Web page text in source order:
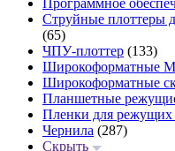
Программное
Струйные плоттеры
(65)
ЧПУ-плоттер (133)
Широкоформатные
Широкоформатные
Планшетные
Пленки для режущих
Чернила (287)
Скрыть